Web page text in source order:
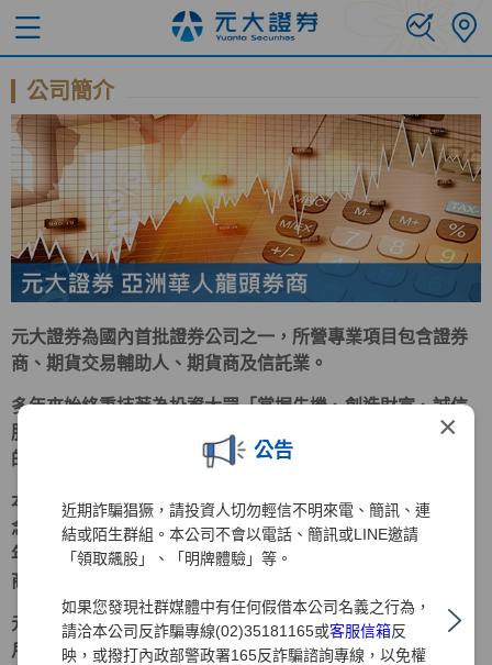
×
公告
近期詐騙猖獗，請投資人切勿輕信不明來電、簡訊、連
結或陌生群組。本公司不會以電話、簡訊或LINE邀請
「領取飆股」、「明牌體驗」等。
如果您發現社群媒體中有任何假借本公司名義之行為，
請洽本公司反詐騙專線(02)35181165或客服信箱反
映，或撥打內政部警政署165反詐騙諮詢專線，以免權
公司簡介
元大證券為國內首批證券公司之一，所營專業項目包含證券
商、期貨交易輔助人、期貨商及信託業。
多年來始終秉持著為投資大眾「掌握先機、創造財富、誠信
服務、保障權益」的經營理念努力。在求新求變、群策群力
的企業文化驅策下，早已成為台灣證券業的翹楚。
本著「深耕台灣、放眼國際、在地生活、全球投資」的理
念，元大證券多年來持續深耕海外市場，累積強大實力。近
年來更積極拓展兩岸三地業務，以期成為大中華區指標性券
商。
元大證券為元大金控旗下之子公司，爾後仍將持續以落實客
戶權益為職志，穩健經營、銳意革新、致力風險管理，為投